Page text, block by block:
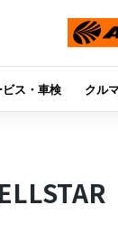
ビス・車検 クル